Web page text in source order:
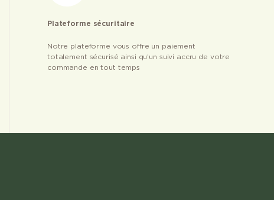
Plateforme sécuritaire
Notre plateforme vous offre un paiement
totalement sécurisé ainsi qu’un suivi accru de votre
commande en tout temps